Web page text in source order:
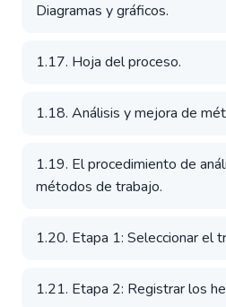
Diagramas y gráficos.
1.17. Hoja del proceso.
1.18. Análisis y mejora de
1.19. El procedimiento de
métodos de trabajo.
1.20. Etapa 1: Seleccionar el
1.21. Etapa 2: Registrar los